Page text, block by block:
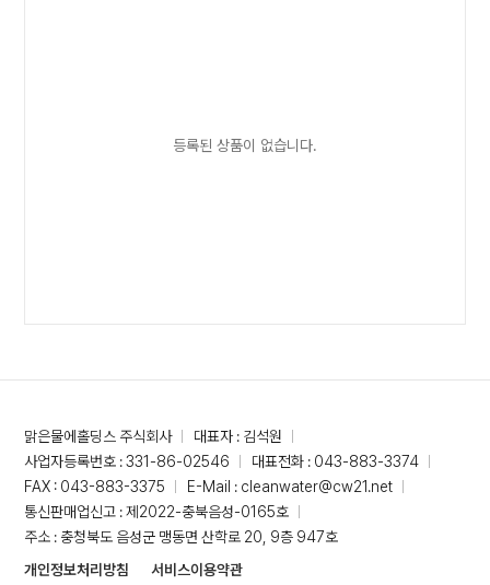
등록된 상품이 없습니다.
맑은물에홀딩스 주식회사
대표자 : 김석원
사업자등록번호 : 331-86-02546
대표전화 : 043-883-3374
FAX : 043-883-3375
E-Mail : cleanwater@cw21.net
통신판매업신고 : 제2022-충북음성-0165호
주소 : 충청북도 음성군 맹동면 산학로 20, 9층 947호
개인정보처리방침
서비스이용약관